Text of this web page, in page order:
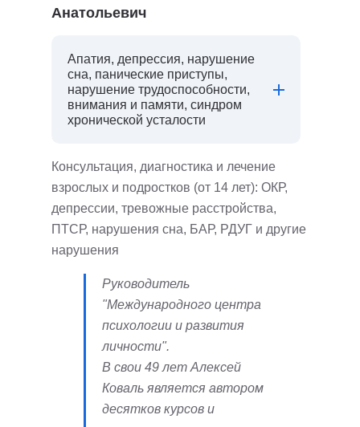
Анатольевич
Апатия, депрессия, нарушение
сна, панические приступы,
нарушение трудоспособности,
внимания и памяти, синдром
хронической усталости
Консультация, диагностика и лечение
взрослых и подростков (от 14 лет): ОКР,
депрессии, тревожные расстройства,
ПТСР, нарушения сна, БАР, РДУГ и другие
нарушения
Руководитель
"Международного центра
психологии и развития
личности".
В свои 49 лет Алексей
Коваль является автором
десятков курсов и